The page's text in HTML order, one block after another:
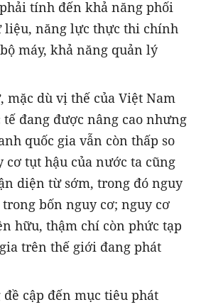
tính đến khả năng phối
liệu, năng lực thực thi chính
máy, khả năng quản lý
mặc dù vị thế của Việt Nam
đang được nâng cao nhưng
quốc gia vẫn còn thấp so
tụt hậu của nước ta cũng
diện từ sớm, trong đó nguy
bốn nguy cơ; nguy cơ
hữu, thậm chí còn phức tạp
trên thế giới đang phát
cập đến mục tiêu phát